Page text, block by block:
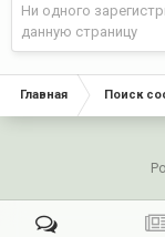
Ни одного
данную страницу
Главная Поиск